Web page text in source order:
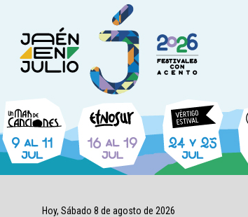
Hoy, Sábado 8 de agosto de 2026